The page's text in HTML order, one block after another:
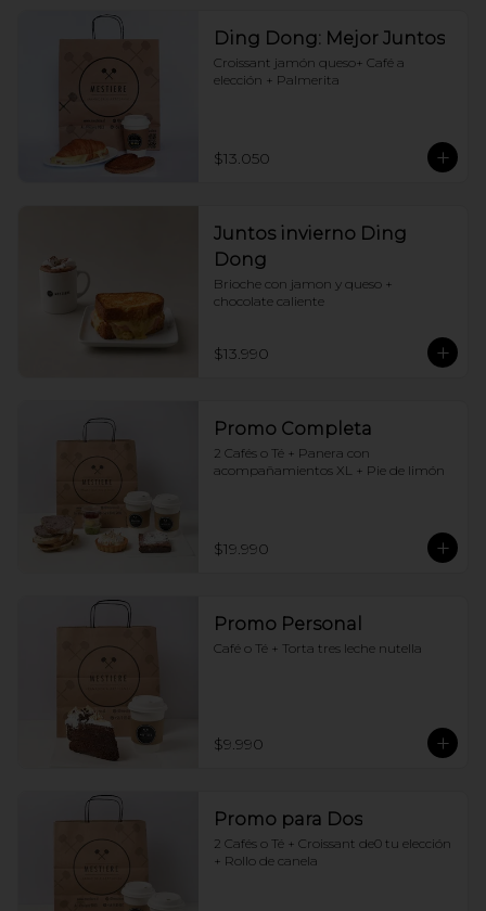
Ding Dong: Mejor Juntos
Croissant jamón queso+ Café a
elección + Palmerita
$13.050
Juntos invierno Ding
Dong
Brioche con jamon y queso +
chocolate caliente
$13.990
Promo Completa
2 Cafés o Té + Panera con
acompañamientos XL + Pie de limón
$19.990
Promo Personal
Café o Té + Torta tres leche nutella
$9.990
Promo para Dos
2 Cafés o Té + Croissant de0 tu elección
+ Rollo de canela